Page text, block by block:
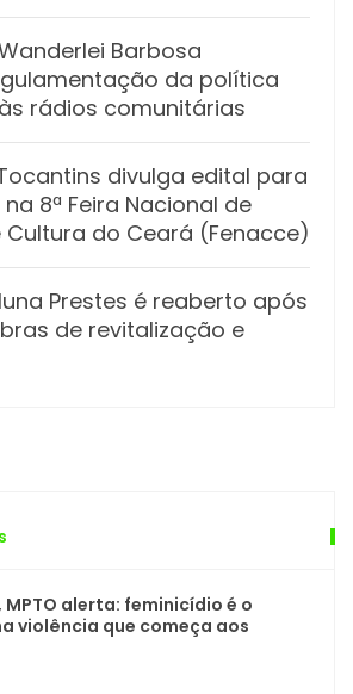
Barbosa
da política
rádios comunitárias
divulga edital para
8ª Feira Nacional de
do Ceará (Fenacce)
Prestes é reaberto após
de revitalização e
MPTO alerta: feminicídio é o
violência que começa aos